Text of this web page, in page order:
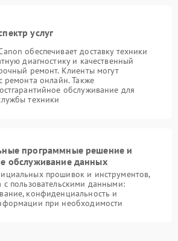
услуг
обеспечивает доставку техники
диагностику и качественный
ремонт. Клиенты могут
ремонта онлайн. Также
обслуживание для
техники
программные решение и
обслуживание данных
прошивок и инструментов,
с пользовательскими данными:
конфиденциальность и
при необходимости